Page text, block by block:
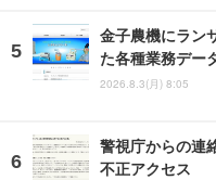
金子農機にラン
た各種業務デー
2026.8.3(月) 8:05
警視庁からの連
不正アクセス